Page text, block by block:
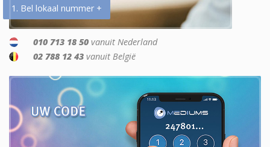
1. Bel lokaal nummer +
010 713 18 50 vanuit Nederland
02 788 12 43 vanuit België